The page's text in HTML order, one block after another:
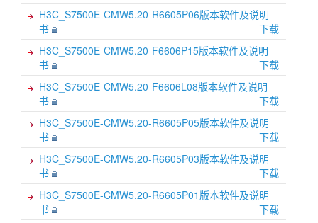
H3C_S7500E-CMW5.20-R6605P06版本软件及说明
书
下载
H3C_S7500E-CMW5.20-F6606P15版本软件及说明
书
下载
H3C_S7500E-CMW5.20-F6606L08版本软件及说明
书
下载
H3C_S7500E-CMW5.20-R6605P05版本软件及说明
书
下载
H3C_S7500E-CMW5.20-R6605P03版本软件及说明
书
下载
H3C_S7500E-CMW5.20-R6605P01版本软件及说明
书
下载